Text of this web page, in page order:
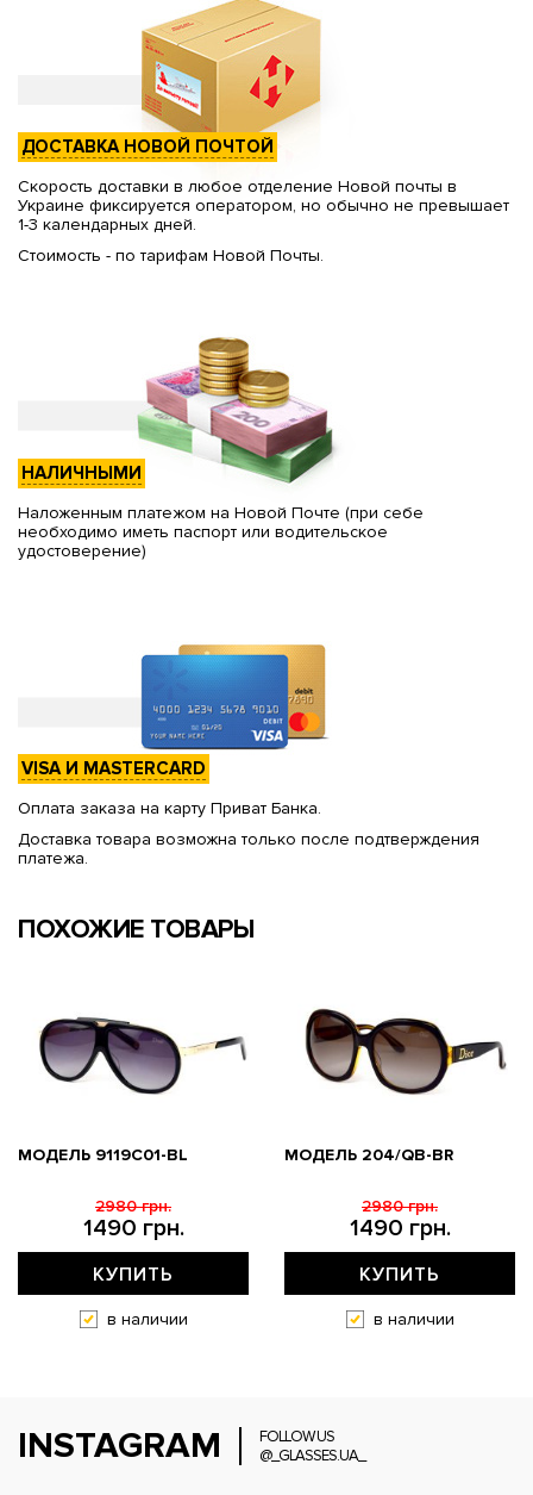
ДОСТАВКА НОВОЙ ПОЧТОЙ
Скорость доставки в любое отделение Новой почты в
Украине фиксируется оператором, но обычно не превышает
1-3 календарных дней.
Стоимость - по тарифам Новой Почты.
НАЛИЧНЫМИ
Наложенным платежом на Новой Почте (при себе
необходимо иметь паспорт или водительское
удостоверение)
VISA И MASTERCARD
Оплата заказа на карту Приват Банка.
Доставка товара возможна только после подтверждения
платежа.
ПОХОЖИЕ ТОВАРЫ
МОДЕЛЬ 9119С01-BL
1490 грн.
2980 грн.
КУПИТЬ
в наличии
МОДЕЛЬ 204/QB-BR
1490 грн.
2980 грн.
КУПИТЬ
в наличии
INSTAGRAM
FOLLOW US
@_GLASSES.UA_